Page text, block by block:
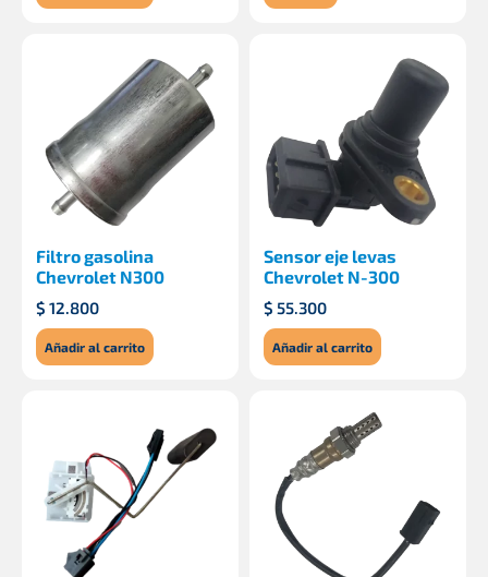
Filtro gasolina
Chevrolet N300
$ 12.800
Añadir al carrito
Sensor eje levas
Chevrolet N-300
$ 55.300
Añadir al carrito